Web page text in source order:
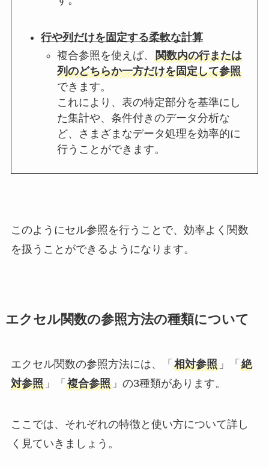
行や列だけを固定する柔軟な計算
複合参照を使えば、関数内の行または
列のどちらか一方だけを固定して参照
できます。
これにより、表の特定部分を基準にし
た集計や、条件付きのデータ分析な
ど、さまざまなデータ処理を効率的に
行うことができます。
このようにセル参照を行うことで、効率よく関数
を扱うことができるようになります。
エクセル関数の参照方法の種類について
エクセル関数の参照方法には、「 相対参照」「 絶
対参照」「 複合参照」の3種類があります。
ここでは、それぞれの特徴と使い方について詳し
く見ていきましょう。